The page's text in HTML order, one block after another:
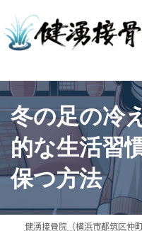
テ
へ
ス
キ
ゲ
ョ
ン
に冬の足の冷
的な生活習
保つ方法
健湧接骨院（横浜市都筑区仲町